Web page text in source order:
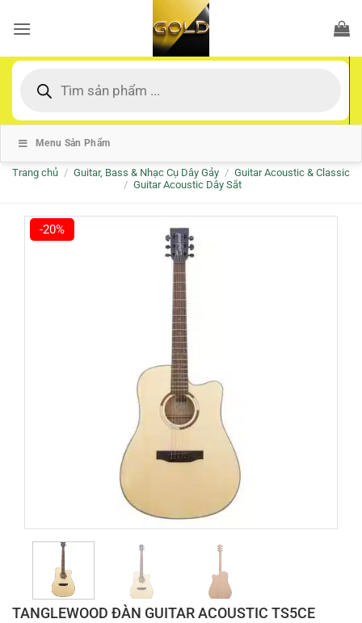
qua
dung
kiếm
Menu Sản Phẩm
Trang chủ / Guitar, Bass & Nhạc Cụ Dây Gảy / Guitar Acoustic & Classic
/ Guitar Acoustic Dây Sắt
-20%
TANGLEWOOD ĐÀN GUITAR ACOUSTIC TS5CE